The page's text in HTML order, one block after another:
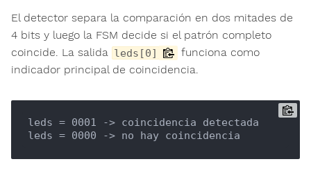
El detector separa la comparación en dos mitades de
4 bits y luego la FSM decide si el patrón completo
coincide. La salida leds[0]
funciona como
indicador principal de coincidencia.
leds = 0001 -> coincidencia detectada